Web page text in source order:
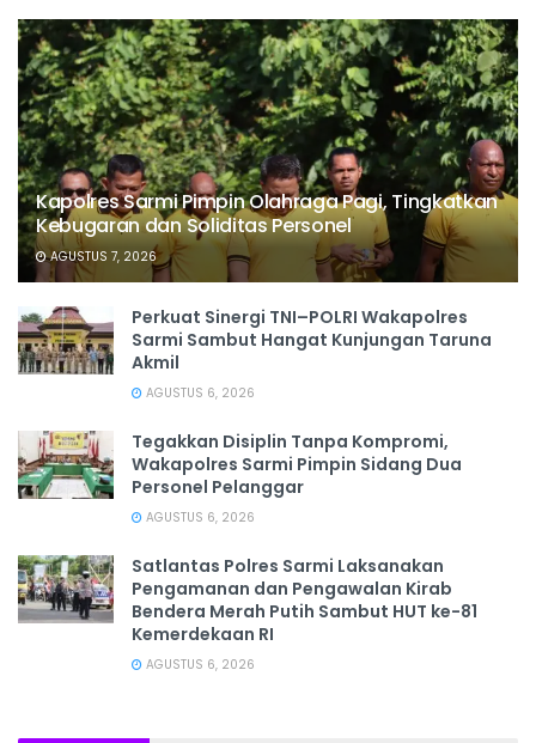
Kapolres Sarmi Pimpin Olahraga Pagi, Tingkatkan
Kebugaran dan Soliditas Personel
AGUSTUS 7, 2026
Perkuat Sinergi TNI–POLRI Wakapolres
Sarmi Sambut Hangat Kunjungan Taruna
Akmil
AGUSTUS 6, 2026
Tegakkan Disiplin Tanpa Kompromi,
Wakapolres Sarmi Pimpin Sidang Dua
Personel Pelanggar
AGUSTUS 6, 2026
Satlantas Polres Sarmi Laksanakan
Pengamanan dan Pengawalan Kirab
Bendera Merah Putih Sambut HUT ke-81
Kemerdekaan RI
AGUSTUS 6, 2026